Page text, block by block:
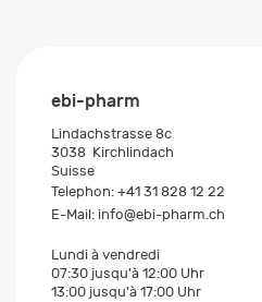
ebi-pharm
Lindachstrasse 8c
3038 Kirchlindach
Suisse
Telephon: +41 31 828 12 22
E-Mail: info@ebi-pharm.ch
Lundi à vendredi
07:30 jusqu'à 12:00 Uhr
13:00 jusqu'à 17:00 Uhr